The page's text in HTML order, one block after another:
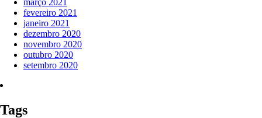
março 2021
fevereiro 2021
janeiro 2021
dezembro 2020
novembro 2020
outubro 2020
setembro 2020
Tags